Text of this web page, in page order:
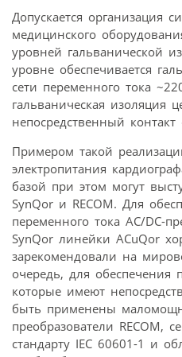
Допускается организация
медицинского
уровней гальванической
уровне обеспечивается
сети переменного тока
гальваническая изоляция
непосредственный
Примером такой
электропитания
базой при этом могут
SynQor и RECOM. Для
переменного тока AC/DC-
SynQor линейки AСuQor
зарекомендовали на
очередь, для обеспечения
которые имеют
быть применены
преобразователи RECOM,
стандарту IEC 60601-1 и